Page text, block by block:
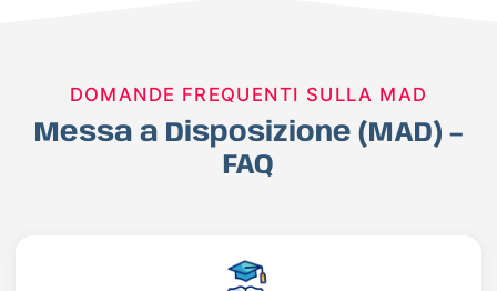
DOMANDE FREQUENTI SULLA MAD
Messa a Disposizione (MAD) –
FAQ